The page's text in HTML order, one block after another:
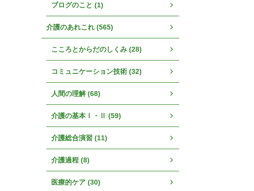
ブログのこと (1)
介護のあれこれ (565)
こころとからだのしくみ (28)
コミュニケーション技術 (32)
人間の理解 (68)
介護の基本Ⅰ・Ⅱ (59)
介護総合演習 (11)
介護過程 (8)
医療的ケア (30)